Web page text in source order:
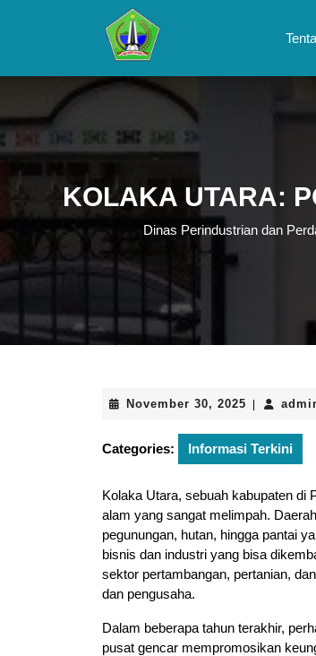
KOLAKA UTARA:
Dinas Perindustrian dan
November 30, 2025 November
2025
Categories: Informasi Terkini
Kolaka Utara, sebuah kabupaten di
alam yang sangat melimpah.
pegunungan, hutan, hingga pantai
bisnis dan industri yang bisa
sektor pertambangan, pertanian,
dan pengusaha.
Dalam beberapa tahun terakhir,
pusat gencar mempromosikan